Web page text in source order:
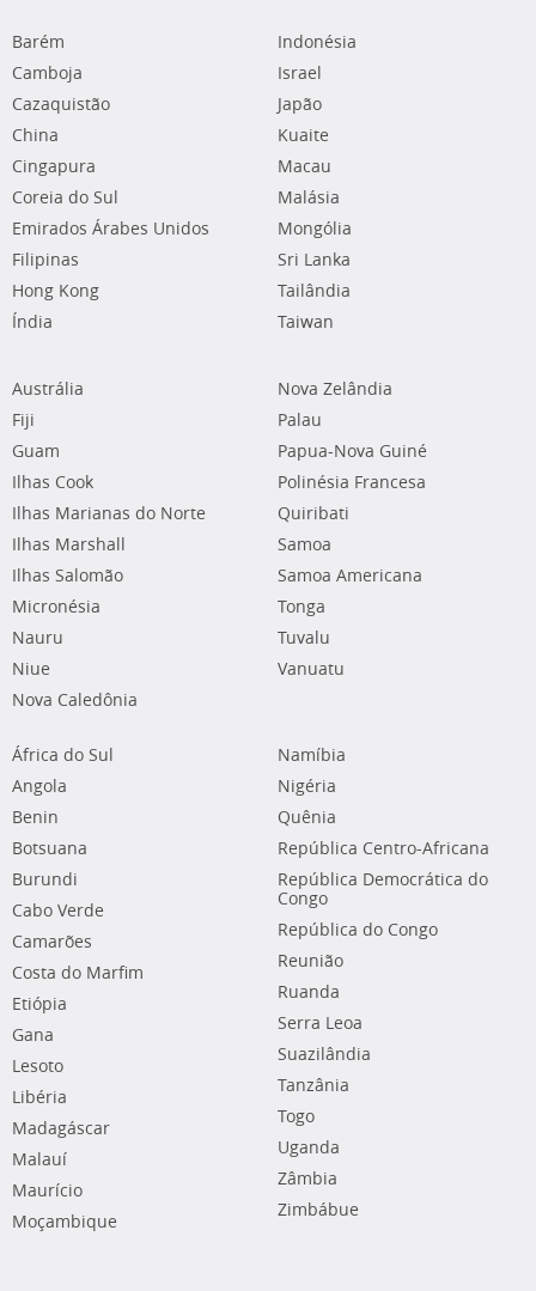
Barém
Camboja
Cazaquistão
China
Cingapura
Coreia do Sul
Emirados Árabes Unidos
Filipinas
Hong Kong
Índia
Indonésia
Israel
Japão
Kuaite
Macau
Malásia
Mongólia
Sri Lanka
Tailândia
Taiwan
Austrália
Fiji
Guam
Ilhas Cook
Ilhas Marianas do Norte
Ilhas Marshall
Ilhas Salomão
Micronésia
Nauru
Niue
Nova Caledônia
Nova Zelândia
Palau
Papua-Nova Guiné
Polinésia Francesa
Quiribati
Samoa
Samoa Americana
Tonga
Tuvalu
Vanuatu
África do Sul
Angola
Benin
Botsuana
Burundi
Cabo Verde
Camarões
Costa do Marfim
Etiópia
Gana
Lesoto
Libéria
Madagáscar
Malauí
Maurício
Moçambique
Namíbia
Nigéria
Quênia
República Centro-Africana
República Democrática do
Congo
República do Congo
Reunião
Ruanda
Serra Leoa
Suazilândia
Tanzânia
Togo
Uganda
Zâmbia
Zimbábue